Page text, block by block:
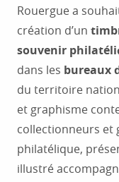
Rouergue a
création d’un
souvenir
dans les bureaux
du territoire
et graphisme
collectionneurs et
philatélique,
illustré